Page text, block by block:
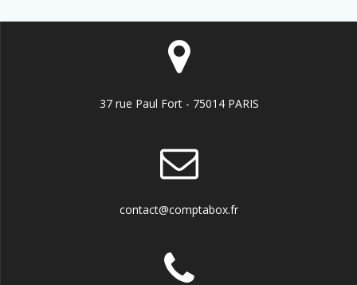
37 rue Paul Fort - 75014 PARIS
contact@comptabox.fr